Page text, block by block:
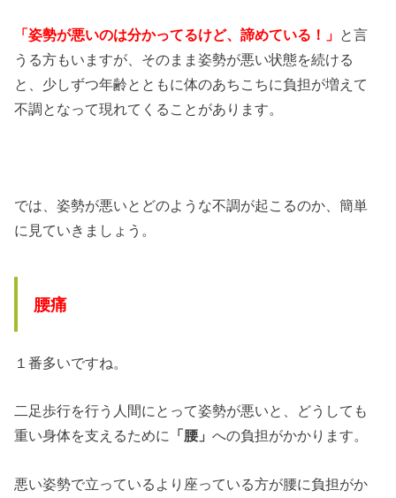
「姿勢が悪いのは分かってるけど、諦めている！」 と言
うる方もいますが、そのまま姿勢が悪い状態を続ける
と、少しずつ年齢とともに体のあちこちに負担が増えて
不調となって現れてくることがあります。
では、姿勢が悪いとどのような不調が起こるのか、簡単
に見ていきましょう。
腰痛
１番多いですね。
二足歩行を行う人間にとって姿勢が悪いと、どうしても
重い身体を支えるために
「腰」への負担がかかります。
悪い姿勢で立っているより座っている方が腰に負担がか